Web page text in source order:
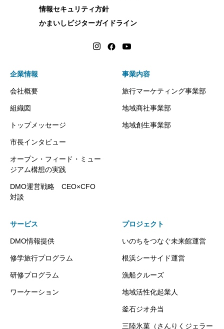
情報セキュリティ方針
かまいしビジターガイドライン
企業情報
会社概要
組織図
トップメッセージ
市長インタビュー
オープン・フィード・ミュー
ジアム構想の実践
DMO運営戦略 CEO×CFO
対談
事業内容
旅行マーケティング事業部
地域商社事業部
地域創生事業部
サービス
DMO情報提供
修学旅行プログラム
研修プログラム
ワーケーション
プロジェクト
いのちをつなぐ未来館運営
根浜シーサイド運営
漁船クルーズ
地域活性化起業人
釜石ジオ弁当
三陸氷菓（さんりくジェラー